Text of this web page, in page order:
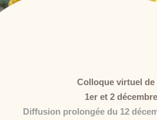
Colloque virtuel de
1er et 2
Diffusion prolongée du 12